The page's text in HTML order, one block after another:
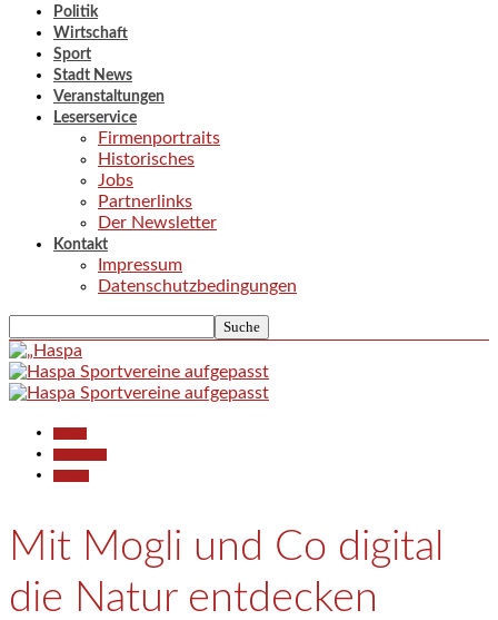
Politik
Wirtschaft
Sport
Stadt News
Veranstaltungen
Leserservice
Firmenportraits
Historisches
Jobs
Partnerlinks
Der Newsletter
Kontakt
Impressum
Datenschutzbedingungen
Mit Mogli und Co digital
die Natur entdecken